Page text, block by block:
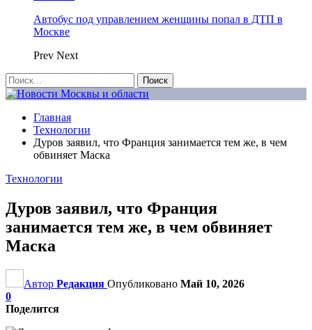
Автобус под управлением женщины попал в ДТП в
Москве
Prev Next
Главная
Технологии
Дуров заявил, что Франция занимается тем же, в чем
обвиняет Маска
Технологии
Дуров заявил, что Франция
занимается тем же, в чем обвиняет
Маска
Автор Редакция Опубликовано Май 10, 2026
0
Поделится